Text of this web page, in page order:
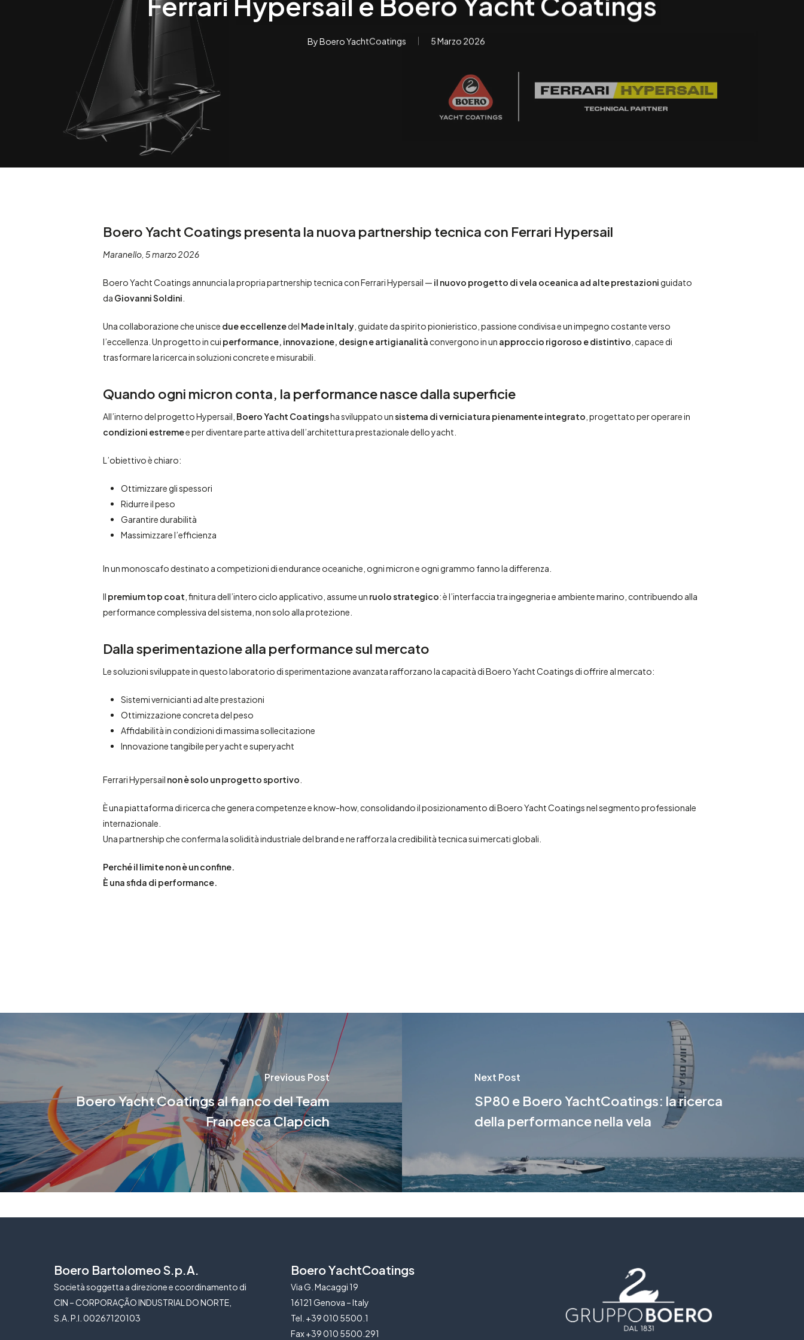
Premi Invio per cercare o ESC per chiudere
ByBoero YachtCoatings 5 Marzo 2026
Boero Yacht Coatings presenta la nuova partnership tecnica con Ferrari Hypersail
Maranello, 5 marzo 2026
Boero Yacht Coatings annuncia la propria partnership tecnica con Ferrari Hypersail — il nuovo progetto di vela oceanica ad alte prestazioniguidato
da Giovanni Soldini
Una collaborazione che unisce due eccellenzedel Made in Italy , guidate da spirito pionieristico, passione condivisa e un impegno costante verso
l’eccellenza. Un progetto in cui performance, innovazione, design e artigianalitàconvergono in un approccio rigoroso e distintivo , capace di
trasformare la ricerca in soluzioni concrete e misurabili.
Quando ogni micron conta, la performance nasce dalla superficie
All’interno del progetto Hypersail, Boero Yacht Coatingsha sviluppato unsistema di verniciatura pienamente integrato , progettato per operare in
condizioni estremee per diventare parte attiva dell’architettura prestazionale dello yacht.
L’obiettivo è chiaro:
Ottimizzare gli spessori
Ridurre il peso
Garantire durabilità
Massimizzare l’efficienza
In un monoscafo destinato a competizioni di endurance oceaniche, ogni micron e ogni grammo fanno la differenza.
Il premium top coat , finitura dell’intero ciclo applicativo, assume un ruolo strategico: è l’interfaccia tra ingegneria e ambiente marino, contribuendo alla
performance complessiva del sistema, non solo alla protezione.
Dalla sperimentazione alla performance sul mercato
Le soluzioni sviluppate in questo laboratorio di sperimentazione avanzata rafforzano la capacità di Boero Yacht Coatings di offrire al mercato:
Sistemi vernicianti ad alte prestazioni
Ottimizzazione concreta del peso
Affidabilità in condizioni di massima sollecitazione
Innovazione tangibile per yacht e superyacht
Ferrari Hypersail non è solo un progetto sportivo
È una piattaforma di ricerca che genera competenze e know-how, consolidando il posizionamento di Boero Yacht Coatings nel segmento professionale
internazionale.
Una partnership che conferma la solidità industriale del brand e ne rafforza la credibilità tecnica sui mercati globali.
Perché il limite non è un confine.
È una sfida di performance.
Previous Post
Boero Yacht Coatings al fianco del Team
Francesca Clapcich
Next Post
SP80 e Boero YachtCoatings: la ricerca
della performance nella vela
Boero Bartolomeo S.p.A.
Società soggetta a direzione e coordinamento di
CIN – CORPORAÇÃO INDUSTRIAL DO NORTE,
S.A. P.I. 00267120103
Boero YachtCoatings
Via G. Macaggi 19
16121 Genova – Italy
Tel. +39 010 5500.1
Fax +39 010 5500.291